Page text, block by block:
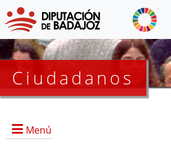
Ciudadanos
Menú